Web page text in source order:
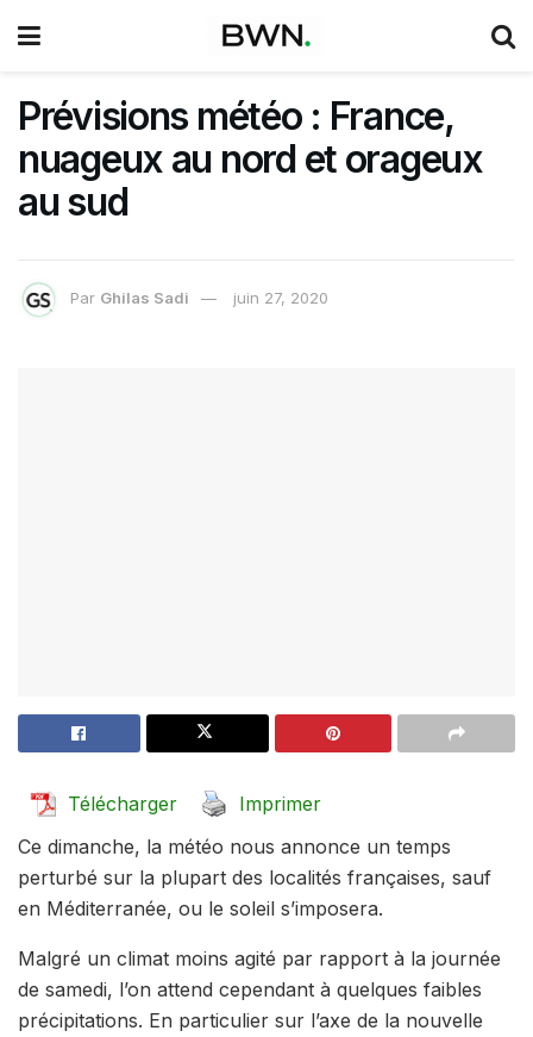
Prévisions météo : France,
nuageux au nord et orageux
au sud
Par Ghilas Sadi juin 27, 2020
Télécharger
Imprimer
Ce dimanche, la météo nous annonce un temps
perturbé sur la plupart des localités françaises, sauf
en Méditerranée, ou le soleil s’imposera.
Malgré un climat moins agité par rapport à la journée
de samedi, l’on attend cependant à quelques faibles
précipitations. En particulier sur l’axe de la nouvelle